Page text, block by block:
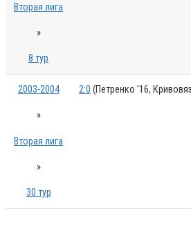
Вторая лига
»
8 тур
2003-2004
»
Вторая лига
»
30 тур
2:0 (Петренко '16,